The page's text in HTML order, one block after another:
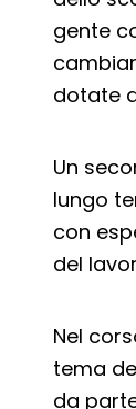
gente
dotate
Un
lungo
con
del
Nel
tema
da